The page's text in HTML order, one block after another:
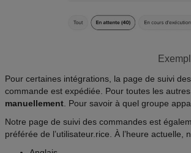
Pour certaines intégrations, la page de suivi
commande est expédiée. Pour toutes les
manuellement. Pour savoir à quel groupe
Notre page de suivi des commandes est
préférée de l’utilisateur.rice. À l’heure